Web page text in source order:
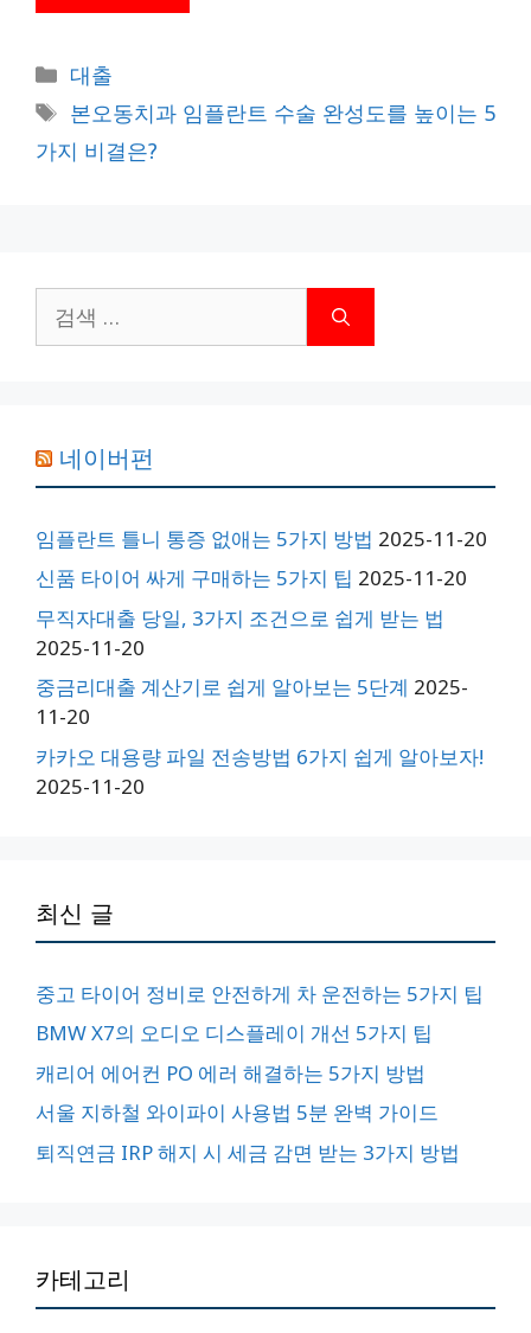
카
테
고
리
대출
태
그
본오동치과 임플란트 수술 완성도를 높이는 5
가지 비결은?
색:
네이버펀
임플란트 틀니 통증 없애는 5가지 방법 2025-11-20
신품 타이어 싸게 구매하는 5가지 팁 2025-11-20
무직자대출 당일, 3가지 조건으로 쉽게 받는 법
2025-11-20
중금리대출 계산기로 쉽게 알아보는 5단계 2025-
11-20
카카오 대용량 파일 전송방법 6가지 쉽게 알아보자!
2025-11-20
최신 글
중고 타이어 정비로 안전하게 차 운전하는 5가지 팁
BMW X7의 오디오 디스플레이 개선 5가지 팁
캐리어 에어컨 PO 에러 해결하는 5가지 방법
서울 지하철 와이파이 사용법 5분 완벽 가이드
퇴직연금 IRP 해지 시 세금 감면 받는 3가지 방법
카테고리